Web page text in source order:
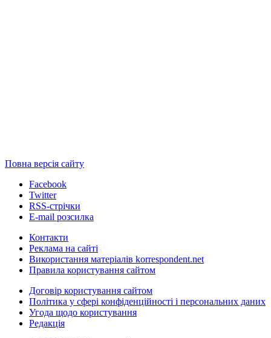
Повна версія сайту
Facebook
Twitter
RSS-стрічки
E-mail розсилка
Контакти
Реклама на сайті
Використання матеріалів korrespondent.net
Правила користування сайтом
Договір користування сайтом
Політика у сфері конфіденційності і персональних даних
Угода щодо користування
Редакція